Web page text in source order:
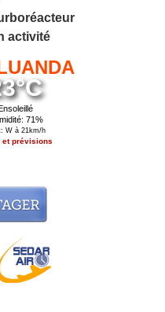
activité
71%
W à 21km/h
et prévisions